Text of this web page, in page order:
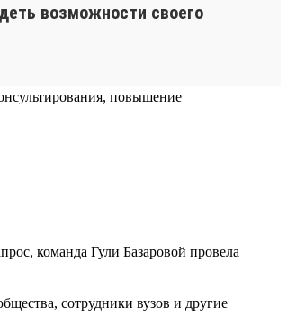
возможности своего
повышение
команда Гули Базаровой провела
сотрудники вузов и другие